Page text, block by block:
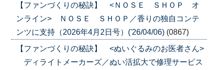
【ファンづくりの秘訣】 <ＮＯＳＥ ＳＨＯＰ オ
ンライン> ＮＯＳＥ ＳＨＯＰ／香りの独自コンテ
ンツに支持（2026年4月2日号）('26/04/06) (0867)
【ファンづくりの秘訣】 <ぬいぐるみのお医者さん>
ディライトメーカーズ／ぬい活拡大で修理サービス